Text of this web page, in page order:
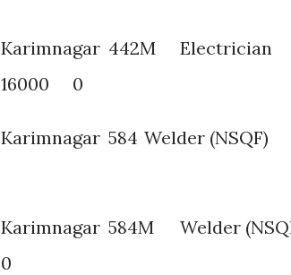
Karimnagar 442M
Electrician
16000 0
Karimnagar 584 Welder (NSQF)
Karimnagar 584M
Welder
0